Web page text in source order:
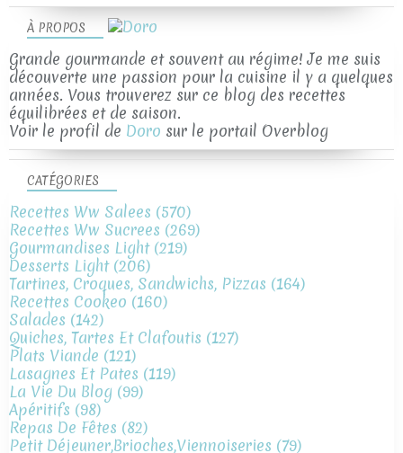
À PROPOS
Grande gourmande et souvent au régime! Je me suis
découverte une passion pour la cuisine il y a quelques
années. Vous trouverez sur ce blog des recettes
équilibrées et de saison.
Voir le profil de Doro sur le portail Overblog
CATÉGORIES
Recettes Ww Salees (570)
Recettes Ww Sucrees (269)
Gourmandises Light(219)
Desserts Light(206)
Tartines, Croques, Sandwichs, Pizzas (164)
Recettes Cookeo (160)
Salades (142)
Quiches, Tartes Et Clafoutis (127)
Plats Viande (121)
Lasagnes Et Pates (119)
La Vie Du Blog (99)
Apéritifs (98)
Repas De Fêtes (82)
Petit Déjeuner,brioches,viennoiseries (79)